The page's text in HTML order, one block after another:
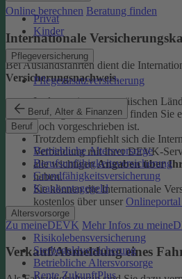
Privat
Kinder
Pflegeversicherung
Pflegezusatzversicherung
Beruf, Alter & Finanzen
Beruf
Betriebliche Altersvorsorge
Berufsunfähigkeitsversicherung
Grundfähigkeitsversicherung
Krankentagegeld
Altersvorsorge
Risikolebensversicherung
Sterbegeldversicherung
Betriebliche Altersvorsorge
Rente ZukunftPlus
Online berechnen Beratung finden
Internationale
Bei Auslandsfahrten dient die
Versicherungsnachweis.
In den meisten europäischen
verlangt. In denFAQ
finden Sie
noch vorgeschrieben ist.
Trotzdem empfiehlt sich die
Verbindung mit Ihrer DEVK-
alle wichtigenAngaben über
haben.
Sie können die Internationale
kostenlos über unser
Zu meineDEVK Mehr Infos zu
Verkauf/Abmeldung eines